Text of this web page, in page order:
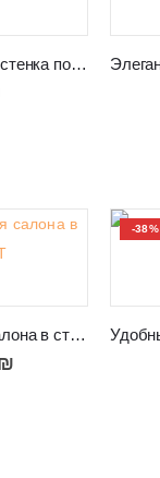
Элегантная белая с золотом стенка под телевизор GOLDIN 12
Телевизионная стенка для салона в стиле лофт QUANT
-38%